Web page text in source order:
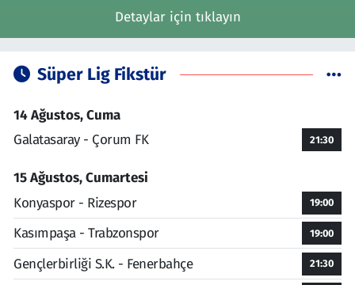
Detaylar için tıklayın
Süper Lig Fikstür
14 Ağustos, Cuma
Galatasaray - Çorum FK
21:30
15 Ağustos, Cumartesi
Konyaspor - Rizespor
19:00
Kasımpaşa - Trabzonspor 19:00
Gençlerbirliği S.K. - Fenerbahçe 21:30